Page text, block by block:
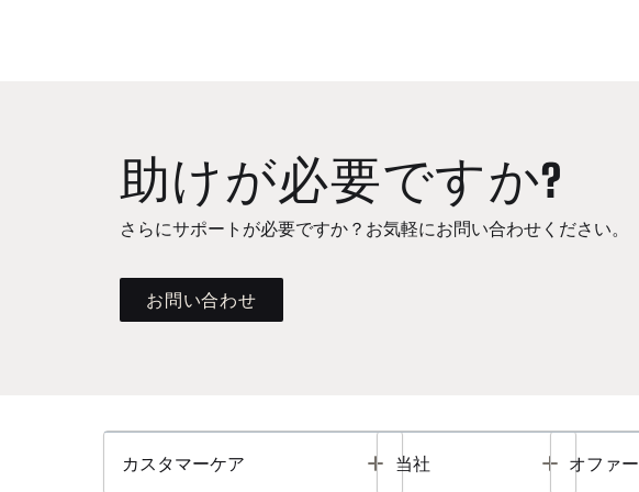
助けが必要ですか?
さらにサポートが必要ですか？お気軽にお問い合わせください。
お問い合わせ
カスタマーケア Toggle
当社 Toggle
オファー